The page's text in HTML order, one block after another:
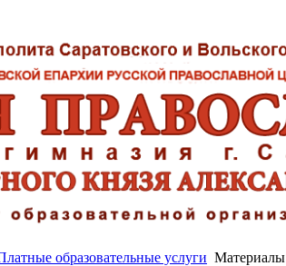
образовательные услуги Материалы